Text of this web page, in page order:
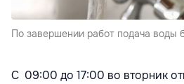
По завершении работ подача воды
С 09:00 до 17:00 во вторник